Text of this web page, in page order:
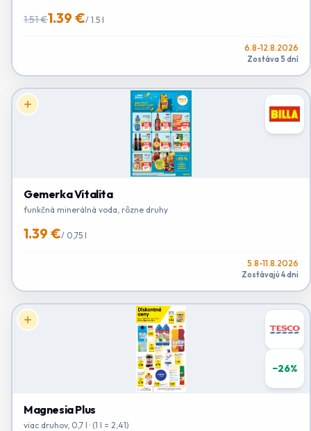
1.51 €1.39 €/ 1.5 l
6.8-12.8.2026
Zostáva 5 dní
Gemerka Vitalita
funkčná minerálná voda, rôzne druhy
1.39 €/ 0,75 l
5.8-11.8.2026
Zostávajú 4 dni
−26%
Magnesia Plus
viac druhov, 0,7 l · (1 l = 2,41)